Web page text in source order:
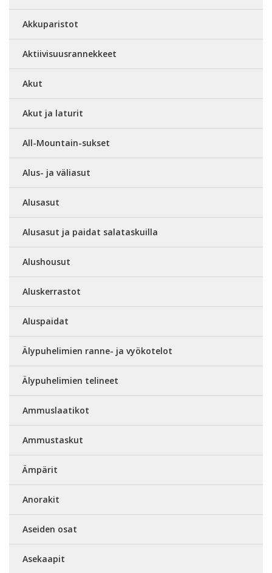
Akkuparistot
Aktiivisuusrannekkeet
Akut
Akut ja laturit
All-Mountain-sukset
Alus- ja väliasut
Alusasut
Alusasut ja paidat salataskuilla
Alushousut
Aluskerrastot
Aluspaidat
Älypuhelimien ranne- ja vyökotelot
Älypuhelimien telineet
Ammuslaatikot
Ammustaskut
Ämpärit
Anorakit
Aseiden osat
Asekaapit